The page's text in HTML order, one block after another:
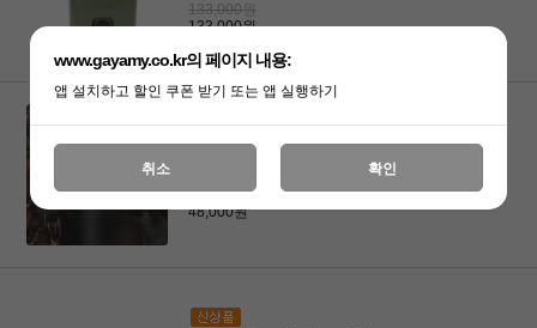
133,000원
133,000원
[키녹스]캠핑 워터저그 감성 물통 워터저그
48,000원
48,000원
www.gayamy.co.kr의 페이지 내용:
앱 설치하고 할인 쿠폰 받기 또는 앱 실행하기
취소 확인